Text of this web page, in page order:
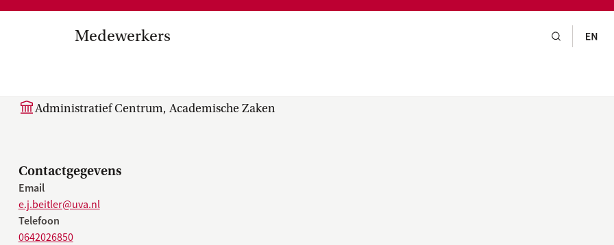
Medewerkers
plan, instellingsplan,
Internationalisering in
Medezeggenschap, ondernemingsraad,
Administratief Centrum, Academische Zaken
Contactgegevens
Email
e.j.beitler@uva.nl
Telefoon
0642026850